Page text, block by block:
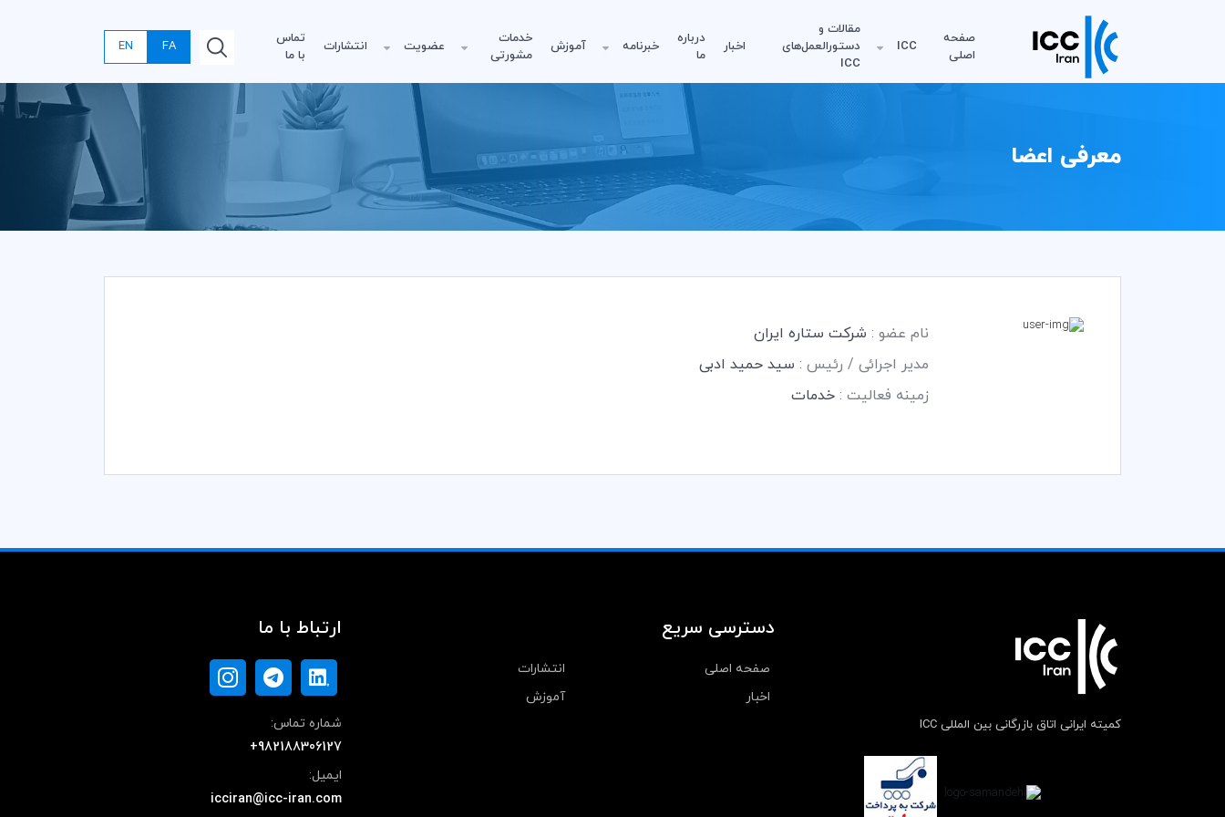
صفحه
اصلی
ICC
مقالات و
دستورالعمل‌های
ICC
اخبار
درباره
ما
خبرنامه آموزش
خدمات
مشورتی
عضویت انتشارات
تماس
با ما
FA
EN
معرفی اعضا
نام عضو : شرکت ستاره ایران
مدیر اجرائی / رئیس : سید حمید ادبی
زمینه فعالیت : خدمات
کمیته ایرانی اتاق بازرگانی بین المللی ICC
دسترسی سریع
صفحه اصلی
انتشارات
اخبار
آموزش
ارتباط با ما
شماره تماس:
+982188306127
ایمیل:
icciran@icc-iran.com